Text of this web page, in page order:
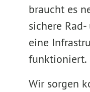
braucht es
sichere
eine
funktioniert.
Wir sorgen